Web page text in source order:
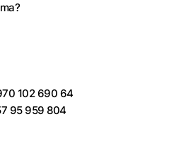
102 690 64
95 959 804